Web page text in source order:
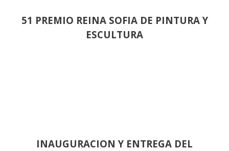
51 PREMIO REINA SOFIA DE PINTURA Y
ESCULTURA
INAUGURACION Y ENTREGA DEL